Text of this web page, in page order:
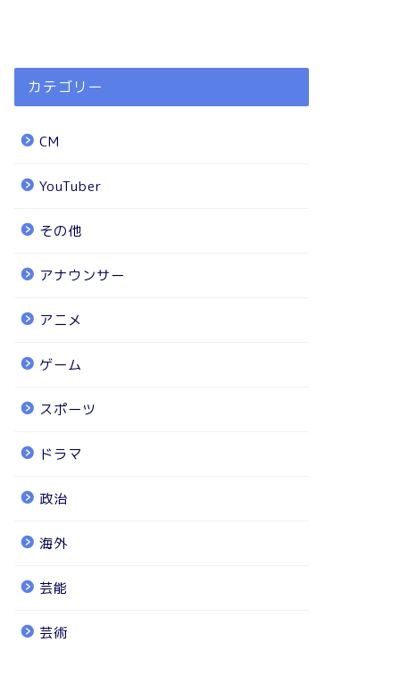
カテゴリー
CM
YouTuber
その他
アナウンサー
アニメ
ゲーム
スポーツ
ドラマ
政治
海外
芸能
芸術